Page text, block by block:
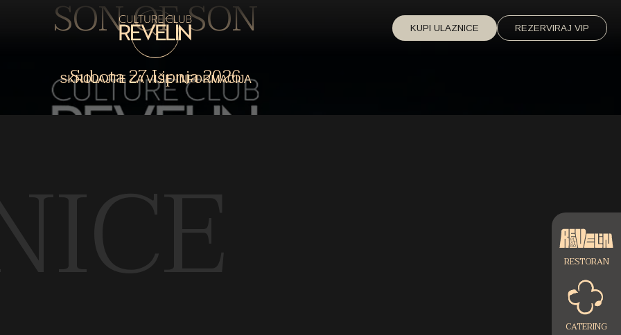
KUPI ULAZNICE REZERVIRAJ VIP
SON OF SON
Subota27 Lipnja 2026
SKROLAJTE ZA VIŠE INFORMACIJA
RESTORAN
CATERING